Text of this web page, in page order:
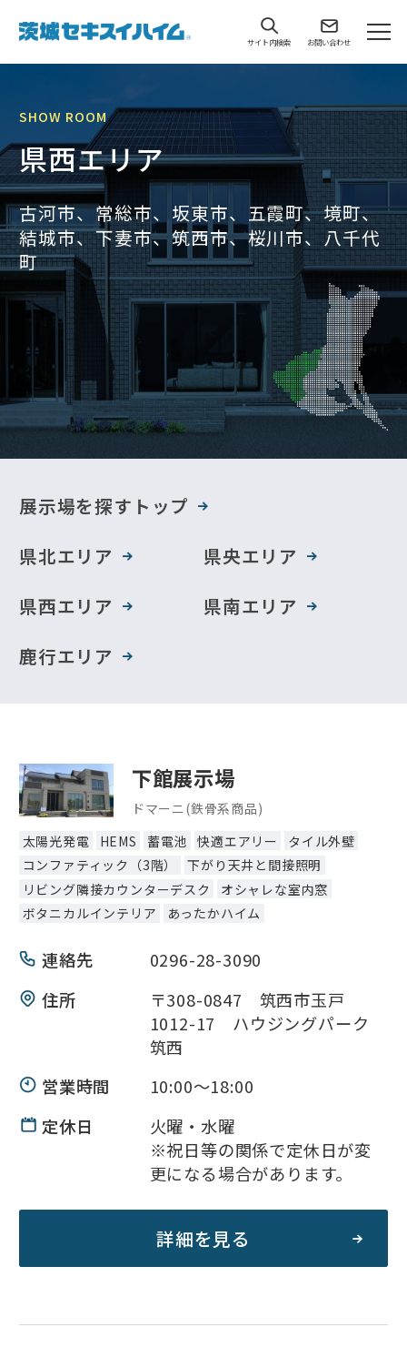
サイト内検索 お問い合わせ
SHOW ROOM
県西エリア
古河市、常総市、坂東市、五霞町、境町、
結城市、下妻市、筑西市、桜川市、八千代
町
展示場を探すトップ
県北エリア
県央エリア
県西エリア
県南エリア
鹿行エリア
下館展示場
ドマーニ(鉄骨系商品)
太陽光発電
HEMS 蓄電池 快適エアリー
タイル外壁
コンファティック（3階）
下がり天井と間接照明
リビング隣接カウンターデスク
オシャレな室内窓
ボタニカルインテリア
あったかハイム
連絡先
0296-28-3090
住所
〒308-0847 筑西市玉戸
1012-17 ハウジングパーク
筑西
営業時間
10:00～18:00
定休日
火曜・水曜
※祝日等の関係で定休日が変
更になる場合があります。
詳細を見る